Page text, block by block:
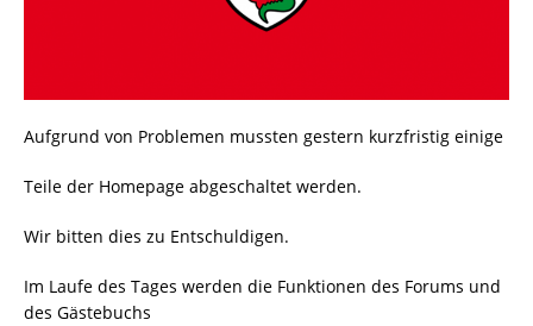
Aufgrund von Problemen mussten gestern kurzfristig einige
Teile der Homepage abgeschaltet werden.
Wir bitten dies zu Entschuldigen.
Im Laufe des Tages werden die Funktionen des Forums und
des Gästebuchs